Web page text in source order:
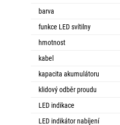
barva
funkce LED svítilny
hmotnost
kabel
kapacita akumulátoru
klidový odběr proudu
LED indikace
LED indikátor nabíjení